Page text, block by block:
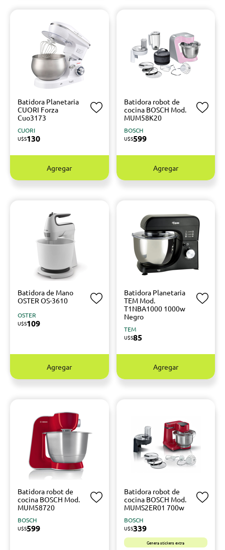
Batidora Planetaria
CUORI Forza
Cuo3173
CUORI
U$S130
Agregar
Batidora robot de
cocina BOSCH Mod.
MUM58K20
BOSCH
U$S599
Agregar
Batidora de Mano
OSTER OS-3610
OSTER
U$S109
Agregar
Batidora Planetaria
TEM Mod.
T1NBA1000 1000w
Negro
TEM
U$S85
Agregar
Batidora robot de
cocina BOSCH Mod.
MUM58720
BOSCH
U$S599
Batidora robot de
cocina BOSCH Mod.
MUMS2ER01 700w
BOSCH
U$S339
Genera stickers extra